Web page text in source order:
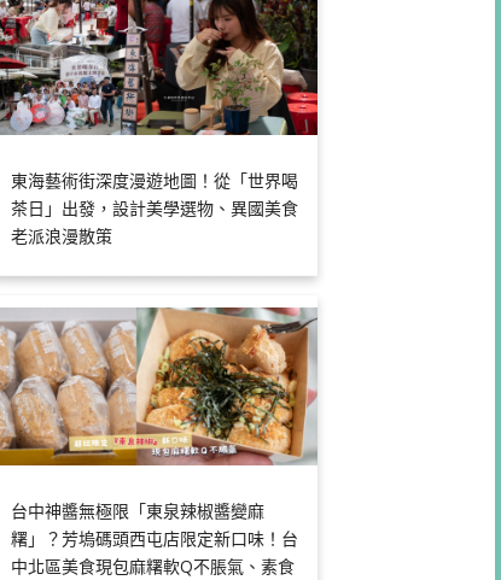
東海藝術街深度漫遊地圖！從「世界喝
茶日」出發，設計美學選物、異國美食
老派浪漫散策
台中神醬無極限「東泉辣椒醬變麻
糬」？芳塢碼頭西屯店限定新口味！台
中北區美食現包麻糬軟Q不脹氣、素食